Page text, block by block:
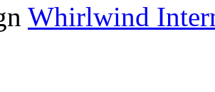
Whirlwind